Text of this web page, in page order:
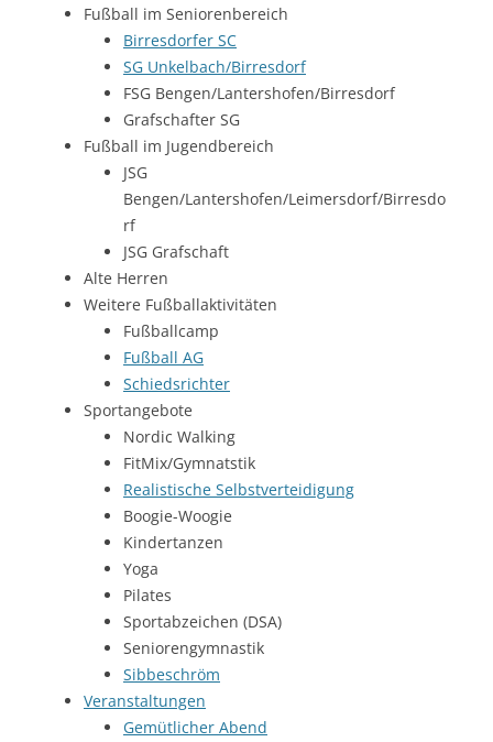
Fußball im Seniorenbereich
Birresdorfer SC
SG Unkelbach/Birresdorf
FSG Bengen/Lantershofen/Birresdorf
Grafschafter SG
Fußball im Jugendbereich
JSG
Bengen/Lantershofen/Leimersdorf/Birresdo
rf
JSG Grafschaft
Alte Herren
Weitere Fußballaktivitäten
Fußballcamp
Fußball AG
Schiedsrichter
Sportangebote
Nordic Walking
FitMix/Gymnatstik
Realistische Selbstverteidigung
Boogie-Woogie
Kindertanzen
Yoga
Pilates
Sportabzeichen (DSA)
Seniorengymnastik
Sibbeschröm
Veranstaltungen
Gemütlicher Abend